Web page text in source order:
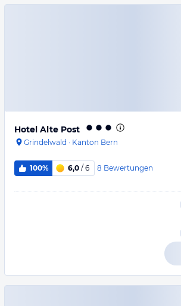
Hotel Alte Post
Grindelwald · Kanton Bern
100% 6,0 / 6 8 Bewertungen